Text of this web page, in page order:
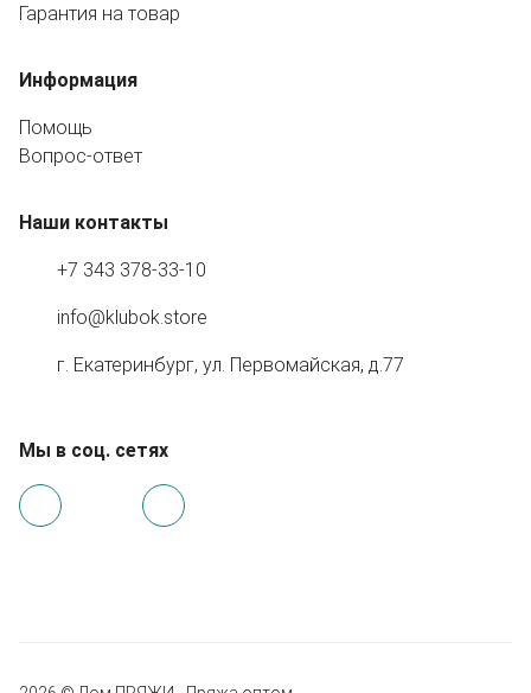
Гарантия на товар
Информация
Помощь
Вопрос-ответ
Наши контакты
+7 343 378-33-10
info@klubok.store
г. Екатеринбург, ул. Первомайская, д.77
Мы в соц. сетях